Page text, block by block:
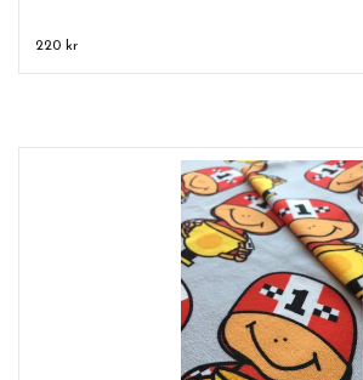
220 kr